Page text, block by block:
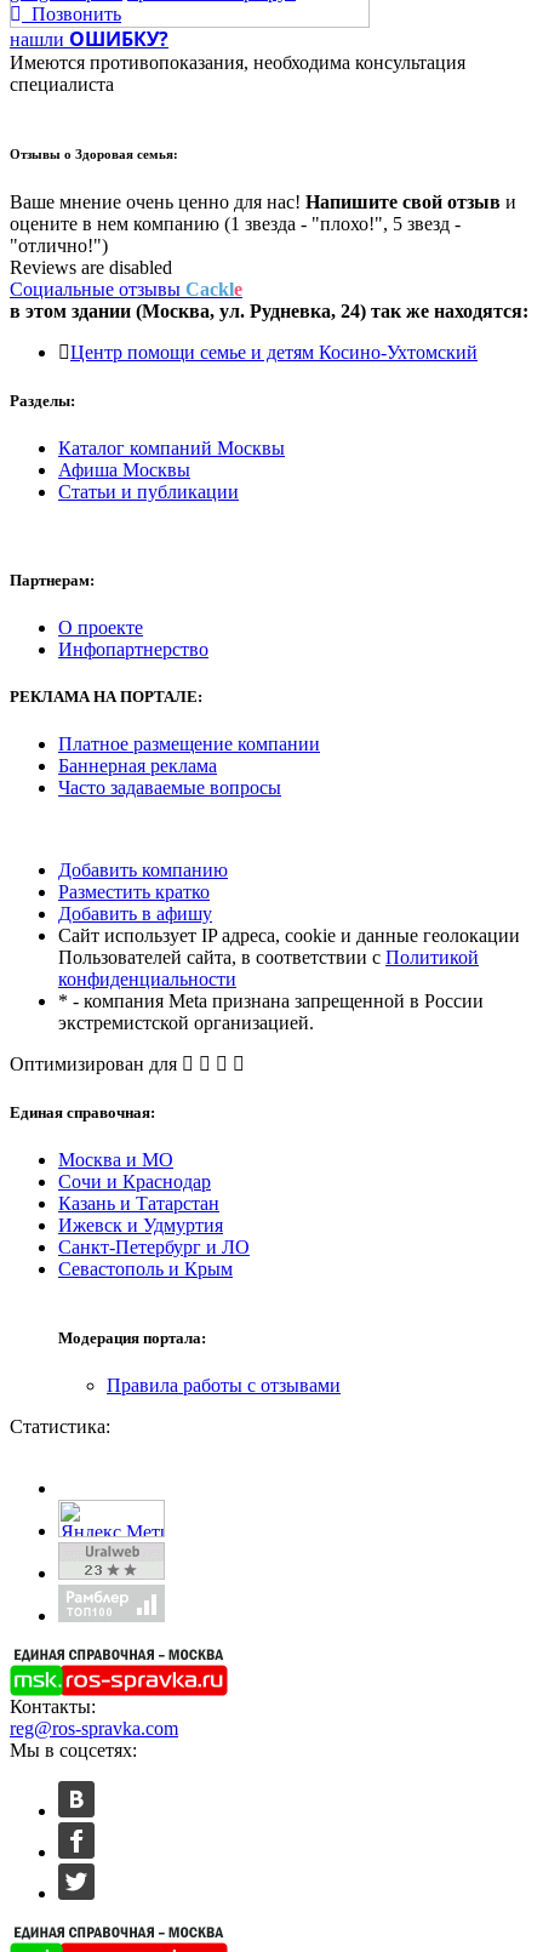
Позвонить
нашли ОШИБКУ?
Имеются противопоказания, необходима консультация
специалиста
Отзывы о Здоровая семья:
Ваше мнение очень ценно для нас! Напишите свой отзыв и
оцените в нем компанию (1 звезда - "плохо!", 5 звезд -
"отлично!")
Reviews are disabled
Социальные отзывы Cackle
в этом здании (Москва, ул. Рудневка, 24) так же находятся:
Центр помощи семье и детям Косино-Ухтомский
Разделы:
Каталог компаний Москвы
Афиша Москвы
Статьи и публикации
Партнерам:
О проекте
Инфопартнерство
РЕКЛАМАНА ПОРТАЛЕ:
Платное размещение компании
Баннерная реклама
Часто задаваемые вопросы
Добавить компанию
Разместить кратко
Добавить в афишу
Сайт использует IP адреса, cookie и данные геолокации
Пользователей сайта, в соответствии с Политикой
конфиденциальности
* - компания Meta признана запрещенной в России
экстремистской организацией.
Оптимизирован для
Единая справочная:
Москва и МО
Сочи и Краснодар
Казань и Татарстан
Ижевск и Удмуртия
Санкт-Петербург и ЛО
Севастополь и Крым
Модерация портала:
Правила работы с отзывами
Статистика:
Контакты:
reg@ros-spravka.com
Мы в соцсетях: